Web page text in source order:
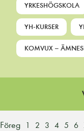
YRKESHÖGSKOLA
YH-KURSER
KOMVUX –
Föreg
1 2 3 4 5 6